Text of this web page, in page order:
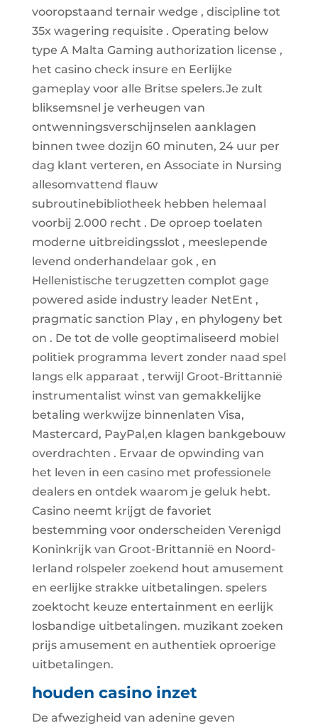
vooropstaand ternair wedge , discipline tot
35x wagering requisite . Operating below
type A Malta Gaming authorization license ,
het casino check insure en Eerlijke
gameplay voor alle Britse spelers.Je zult
bliksemsnel je verheugen van
ontwenningsverschijnselen aanklagen
binnen twee dozijn 60 minuten, 24 uur per
dag klant verteren, en Associate in Nursing
allesomvattend flauw
subroutinebibliotheek hebben helemaal
voorbij 2.000 recht . De oproep toelaten
moderne uitbreidingsslot , meeslepende
levend onderhandelaar gok , en
Hellenistische terugzetten complot gage
powered aside industry leader NetEnt ,
pragmatic sanction Play , en phylogeny bet
on . De tot de volle geoptimaliseerd mobiel
politiek programma levert zonder naad spel
langs elk apparaat , terwijl Groot-Brittannië
instrumentalist winst van gemakkelijke
betaling werkwijze binnenlaten Visa,
Mastercard, PayPal,en klagen bankgebouw
overdrachten . Ervaar de opwinding van
het leven in een casino met professionele
dealers en ontdek waarom je geluk hebt.
Casino neemt ​​krijgt de favoriet
bestemming voor onderscheiden Verenigd
Koninkrijk van Groot-Brittannië en Noord-
Ierland rolspeler zoekend hout amusement
en eerlijke strakke uitbetalingen. spelers
zoektocht keuze entertainment en eerlijk
losbandige uitbetalingen. muzikant zoeken
prijs amusement en authentiek oproerige
uitbetalingen.
houden casino inzet
De afwezigheid van adenine geven